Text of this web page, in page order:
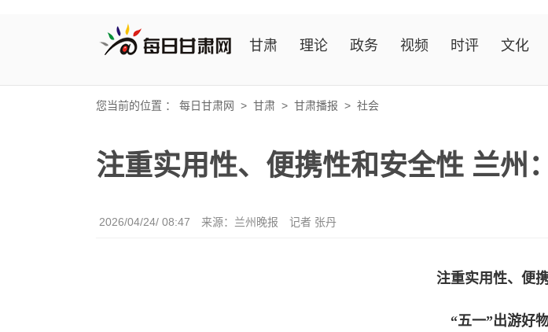
甘肃 理论 政务 视频 时评 文化
您当前的位置 ： 每日甘肃网 > 甘肃 > 甘肃播报 > 社会
注重实用性、便携性和安全性 兰州
2026/04/24/ 08:47 来源：兰州晚报 记者 张丹
注重实用性、便
“五一”出游好